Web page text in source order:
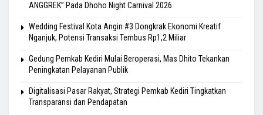
ANGGREK” Pada Dhoho Night Carnival 2026
Wedding Festival Kota Angin #3 Dongkrak Ekonomi Kreatif
Nganjuk, Potensi Transaksi Tembus Rp1,2 Miliar
Gedung Pemkab Kediri Mulai Beroperasi, Mas Dhito Tekankan
Peningkatan Pelayanan Publik
Digitalisasi Pasar Rakyat, Strategi Pemkab Kediri Tingkatkan
Transparansi dan Pendapatan